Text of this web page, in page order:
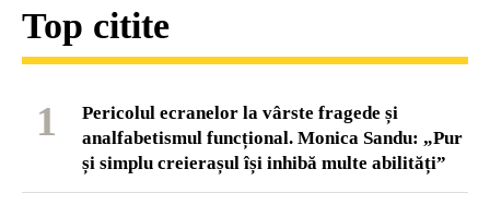
Top citite
1
Pericolul ecranelor la vârste fragede și
analfabetismul funcțional. Monica Sandu: „Pur
și simplu creierașul își inhibă multe abilități”